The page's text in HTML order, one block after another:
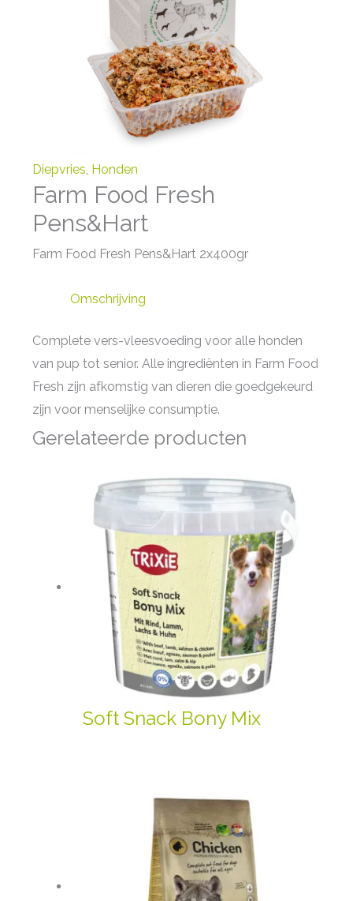
Diepvries, Honden
Farm Food Fresh
Pens&Hart
Farm Food Fresh Pens&Hart 2x400gr
Omschrijving
Complete vers-vleesvoeding voor alle honden
van pup tot senior. Alle ingrediënten in Farm Food
Fresh zijn afkomstig van dieren die goedgekeurd
zijn voor menselijke consumptie.
Gerelateerde producten
Soft Snack Bony Mix